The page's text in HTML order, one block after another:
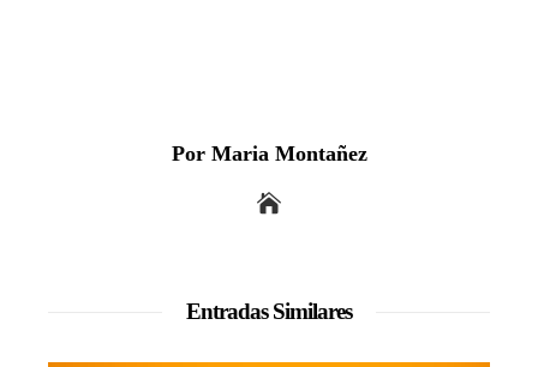
Por Maria Montañez
Entradas Similares